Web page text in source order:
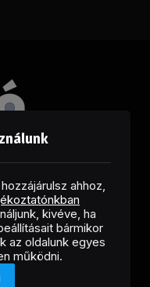
RSS
ahhoz,
kivéve, ha
bármikor
az oldalunk egyes
működni.